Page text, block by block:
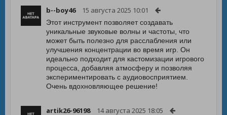
b--boy46 15 августа 2025 10:01
Этот инструмент позволяет создавать
уникальные звуковые волны и частоты, что
может быть полезно для расслабления или
улучшения концентрации во время игр. Он
идеально подходит для кастомизации игрового
процесса, добавляя атмосферу и позволяя
экспериментировать с аудиовосприятием.
Очень вдохновляющее решение!
artik26-96198 14 августа 2025 18:05